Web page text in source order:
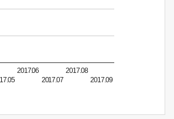
2017.06
2017.07
2017.08
2017.09